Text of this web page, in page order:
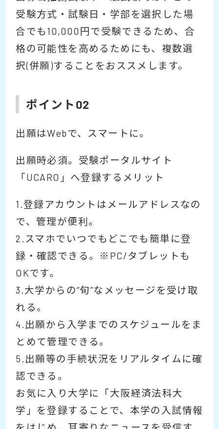
受験方式・試験日・学部を選択した場
合でも10,000円で受験できるため、合
格の可能性を高めるためにも、複数選
択(併願)することをおススメします。
ポイント02
出願はWebで、スマートに。
出願時必須。受験ポータルサイト
「UCARO」へ登録するメリット
1.登録アカウントはメールアドレスなの
で、管理が便利。
2.スマホでいつでもどこでも簡単に登
録・確認できる。※PC/タブレットも
OKです。
3.大学からの“旬”なメッセージを受け取
れる。
4.出願から入学までのスケジュールをま
とめて管理できる。
5.出願等の手続状況をリアルタイムに確
認できる。
お気に入り大学に「大阪経済法科大
学」を登録することで、本学の入試情報